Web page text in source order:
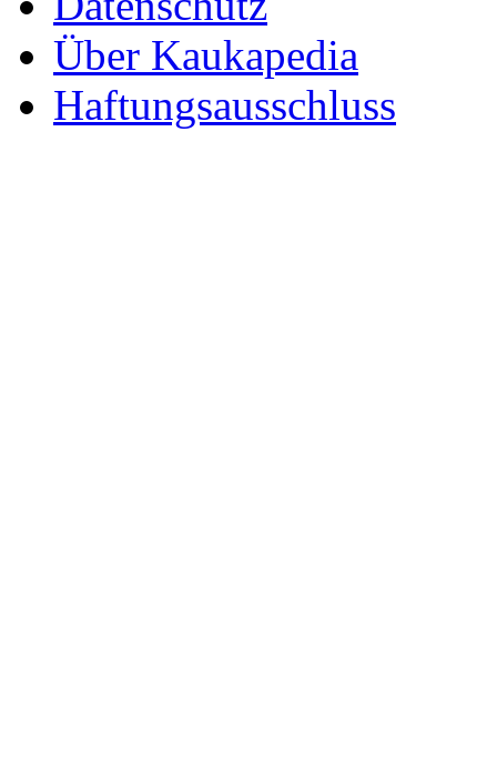
Über Kaukapedia
Haftungsausschluss